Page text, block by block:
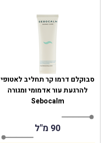
סבוקלם דרמו קר תחליב לאטופי
להרגעת עור אדמומי ומגורה
Sebocalm
90 מ"ל